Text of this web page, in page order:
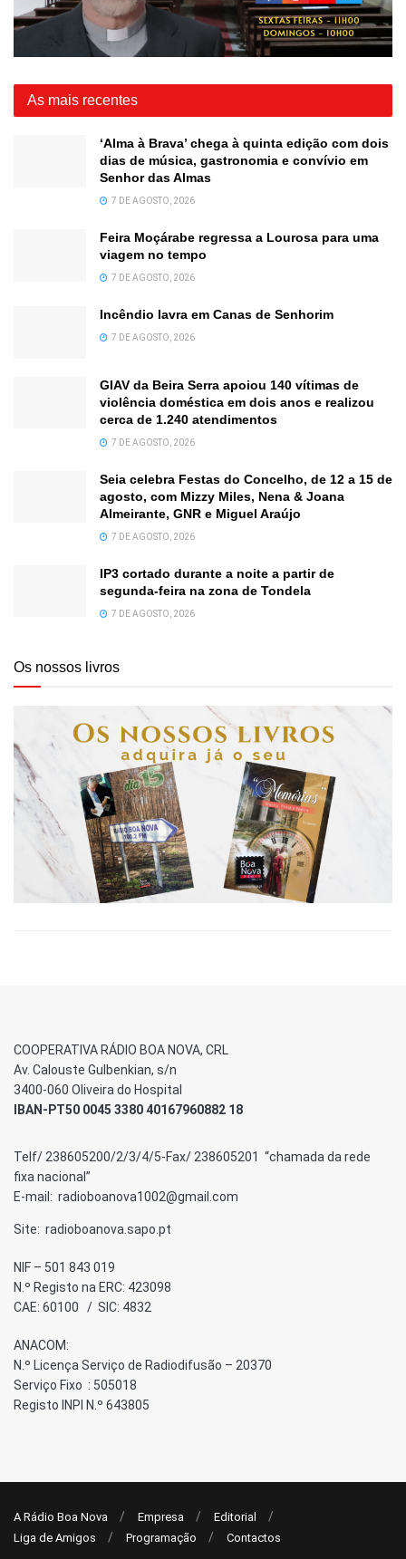
As mais recentes
‘Alma à Brava’ chega à quinta edição com dois
dias de música, gastronomia e convívio em
Senhor das Almas
7 DE AGOSTO, 2026
Feira Moçárabe regressa a Lourosa para uma
viagem no tempo
7 DE AGOSTO, 2026
Incêndio lavra em Canas de Senhorim
7 DE AGOSTO, 2026
GIAV da Beira Serra apoiou 140 vítimas de
violência doméstica em dois anos e realizou
cerca de 1.240 atendimentos
7 DE AGOSTO, 2026
Seia celebra Festas do Concelho, de 12 a 15 de
agosto, com Mizzy Miles, Nena & Joana
Almeirante, GNR e Miguel Araújo
7 DE AGOSTO, 2026
IP3 cortado durante a noite a partir de
segunda-feira na zona de Tondela
7 DE AGOSTO, 2026
Os nossos livros
COOPERATIVA RÁDIO BOA NOVA, CRL
Av. Calouste Gulbenkian, s/n
3400-060 Oliveira do Hospital
IBAN-PT50 0045 3380 40167960882 18
Telf/ 238605200/2/3/4/5-Fax/ 238605201 “chamada da rede
fixa nacional”
E-mail: radioboanova1002@gmail.com
Site: radioboanova.sapo.pt
NIF – 501 843 019
N.º Registo na ERC: 423098
CAE: 60100 / SIC: 4832
ANACOM:
N.º Licença Serviço de Radiodifusão – 20370
Serviço Fixo : 505018
Registo INPI N.º 643805
A Rádio Boa Nova Empresa
Editorial
Liga de Amigos
Programação Contactos